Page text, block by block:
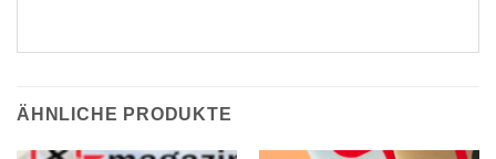
ÄHNLICHE PRODUKTE